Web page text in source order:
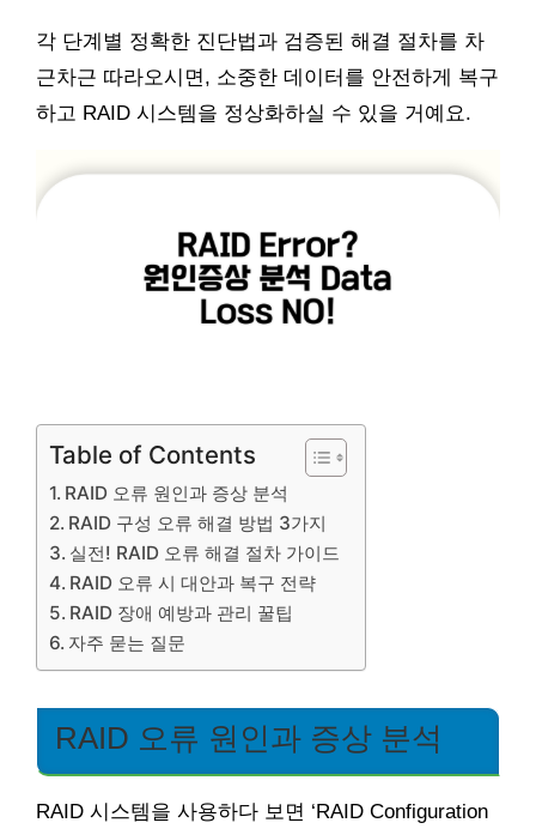
각 단계별 정확한 진단법과 검증된 해결 절차를 차
근차근 따라오시면, 소중한 데이터를 안전하게 복구
하고 RAID 시스템을 정상화하실 수 있을 거예요.
Table of Contents
RAID 오류 원인과 증상 분석
RAID 구성 오류 해결 방법 3가지
실전! RAID 오류 해결 절차 가이드
RAID 오류 시 대안과 복구 전략
RAID 장애 예방과 관리 꿀팁
자주 묻는 질문
RAID 오류 원인과 증상 분석
RAID 시스템을 사용하다 보면 ‘RAID Configuration